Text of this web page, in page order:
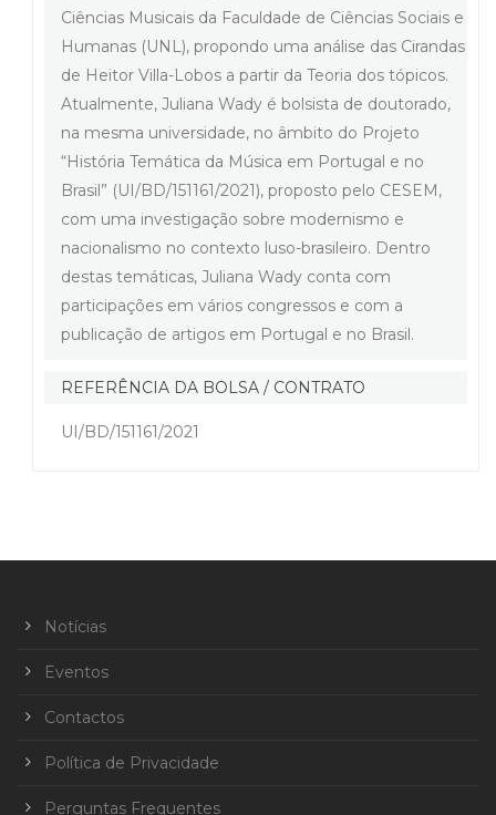
Ciências Musicais da Faculdade de Ciências Sociais e
Humanas (UNL), propondo uma análise das Cirandas
de Heitor Villa-Lobos a partir da Teoria dos tópicos.
Atualmente, Juliana Wady é bolsista de doutorado,
na mesma universidade, no âmbito do Projeto
“História Temática da Música em Portugal e no
Brasil” (UI/BD/151161/2021), proposto pelo CESEM,
com uma investigação sobre modernismo e
nacionalismo no contexto luso-brasileiro. Dentro
destas temáticas, Juliana Wady conta com
participações em vários congressos e com a
publicação de artigos em Portugal e no Brasil.
REFERÊNCIA DA BOLSA / CONTRATO
UI/BD/151161/2021
Notícias
Eventos
Contactos
Política de Privacidade
Perguntas Frequentes